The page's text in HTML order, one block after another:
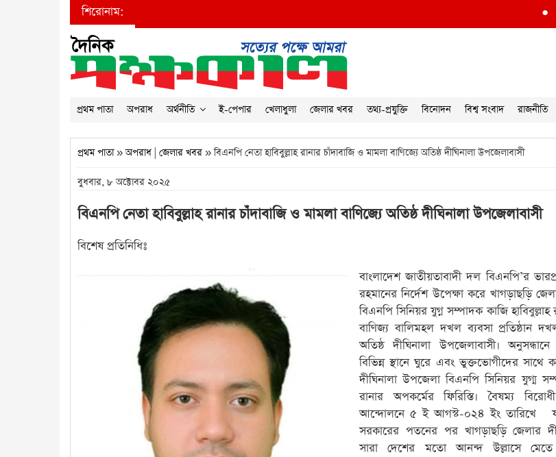
শিরোনাম: প্রধানমন্ত্রীর
প্রথম পাতা অপরাধ অর্থনীতি ই-পেপার খেলাধুলা জেলার খবর তথ্য-প্রযুক্তি বিনোদন বিশ্ব সংবাদ রাজনীতি
প্রথম পাতা»অপরাধ জেলার খবর » বিএনপি নেতা হাবিবুল্লাহ রানার চাঁদাবাজি ও মামলা বাণিজ্যে অতিষ্ঠ দীঘিনালা উপজেলাবাসী
বুধবার, ৮ অক্টোবর ২০২৫
বিএনপি নেতা হাবিবুল্লাহ রানার চাঁদাবাজি ও মামলা বাণিজ্যে অতিষ্ঠ দীঘিনালা উপজেলাবাসী
বিশেষ প্রতিনিধিঃ
বাংলাদেশ জাতীয়তাবাদী দল বিএনপি’র
রহমানের নির্দেশ উপেক্ষা করে খাগড়াছড়ি
বিএনপি সিনিয়র যুগ্ন সম্পাদক কাজি হাবিবুল্লাহ
বাণিজ্য বালিমহল দখল ব্যবসা প্রতিষ্ঠান
অতিষ্ঠ দীঘিনালা উপজেলাবাসী।
বিভিন্ন স্থানে ঘুরে এবং ভুক্তভোগীদের সাথে
দীঘিনালা উপজেলা বিএনপি সিনিয়র যুগ্ম
রানার অপকর্মের ফিরিস্তি। বৈষম্য
আন্দোলনে ৫ ই আগস্ট-০২৪ ইং তারিখে
সরকারের পতনের পর খাগড়াছড়ি জেলার
সারা দেশের মতো আনন্দ উল্লাসে মেতে